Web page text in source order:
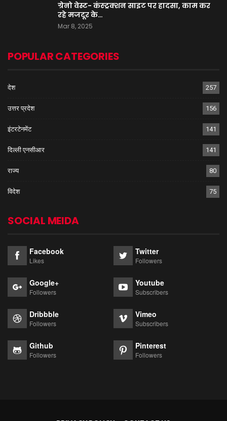
ग्रेनो वेस्ट- कंस्ट्रक्शन साइट पर हादसा, काम कर
रहे मजदूर के…
Mar 8, 2025
POPULAR CATEGORIES
देश 257
उत्तर प्रदेश 156
इंटरटेनमेंट 141
दिल्ली एनसीआर 141
राज्य 80
विदेश 75
SOCIAL MEIDA
Facebook
Likes
Twitter
Followers
Google+
Followers
Youtube
Subscribers
Dribbble
Followers
Vimeo
Subscribers
Github
Followers
Pinterest
Followers